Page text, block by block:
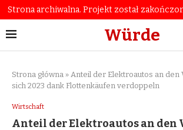
Strona archiwalna. Projekt został
Würde
Strona główna » Anteil der Elektroautos an den
sich 2023 dank Flottenkäufen verdoppeln
Wirtschaft
Anteil der Elektroautos an den